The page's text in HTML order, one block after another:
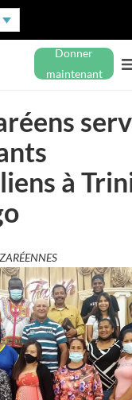
Donner
maintenant
à